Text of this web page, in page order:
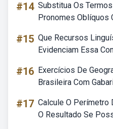
#14 Substitua Os
Pronomes Oblíquos
#15 Que Recursos
Evidenciam Essa
#16 Exercícios De
Brasileira Com
#17 Calcule O Perímetro
O Resultado Se